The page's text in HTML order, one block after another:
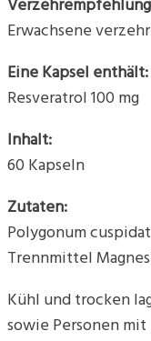
Erwachsene
Eine Kapsel enthält:
Resveratrol 100 mg
Inhalt:
60 Kapseln
Zutaten:
Polygonum
Trennmittel
Kühl und trocken
sowie Personen